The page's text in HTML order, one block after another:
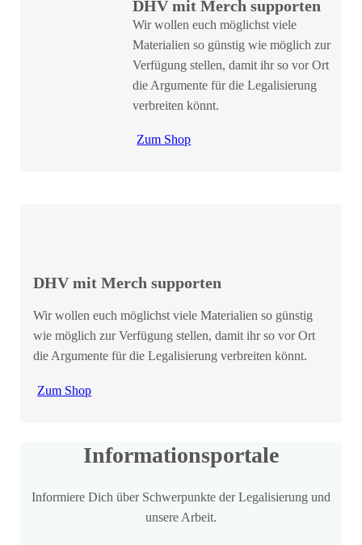
DHV mit Merch supporten
Wir wollen euch möglichst viele
Materialien so günstig wie möglich zur
Verfügung stellen, damit ihr so vor Ort
die Argumente für die Legalisierung
verbreiten könnt.
Zum Shop
DHV mit Merch supporten
Wir wollen euch möglichst viele Materialien so günstig
wie möglich zur Verfügung stellen, damit ihr so vor Ort
die Argumente für die Legalisierung verbreiten könnt.
Zum Shop
Informationsportale
Informiere Dich über Schwerpunkte der Legalisierung und
unsere Arbeit.